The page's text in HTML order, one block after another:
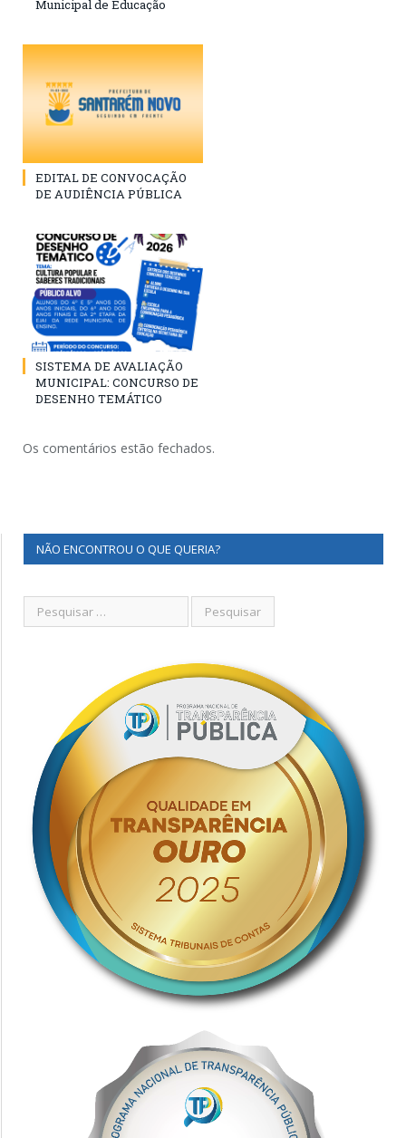
Municipal de Educação
EDITAL DE CONVOCAÇÃO
DE AUDIÊNCIA PÚBLICA
SISTEMA DE AVALIAÇÃO
MUNICIPAL: CONCURSO DE
DESENHO TEMÁTICO
Os comentários estão fechados.
NÃO ENCONTROU O QUE QUERIA?